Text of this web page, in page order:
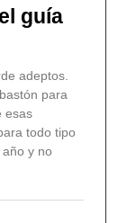
guía
adeptos.
para
esas
todo tipo
y no